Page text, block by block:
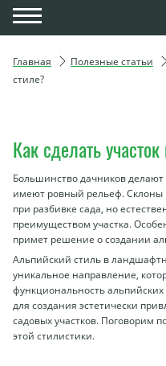
Главная Полезные статьи
стиле?
Как сделать
Большинство дачников делают
имеют ровный рельеф.
при разбивке сада, но
преимуществом участка.
примет решение о создании
Альпийский стиль в
уникальное направление,
функциональность альпийских
для создания эстетически
садовых участков. Поговорим
этой стилистики.